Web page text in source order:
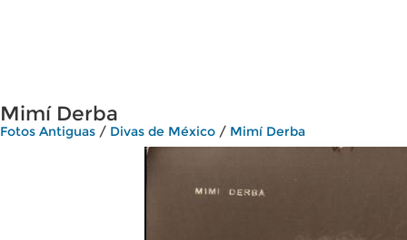
Mimí Derba
Fotos Antiguas / Divas de México / Mimí Derba